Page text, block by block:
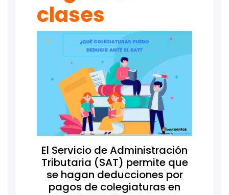
clases
El Servicio de Administración
Tributaria (SAT) permite que
se hagan deducciones por
pagos de colegiaturas en